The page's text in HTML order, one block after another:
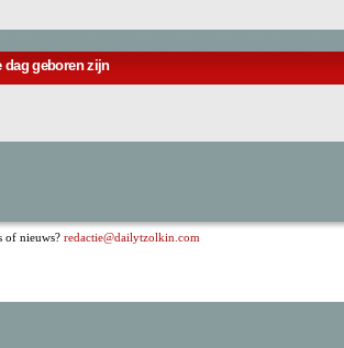
dag geboren zijn
of nieuws? redactie@dailytzolkin.com